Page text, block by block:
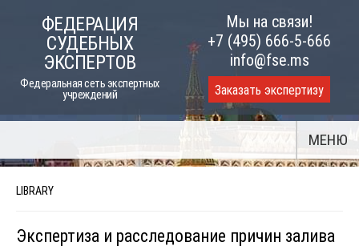
ФЕДЕРАЦИЯ
СУДЕБНЫХ
ЭКСПЕРТОВ
Федеральная сеть экспертных
учреждений
Мы на связи!
+7 (495) 666-5-666
info@fse.ms
Заказать экспертизу
МЕНЮ
LIBRARY
Экспертиза и расследование причин залива